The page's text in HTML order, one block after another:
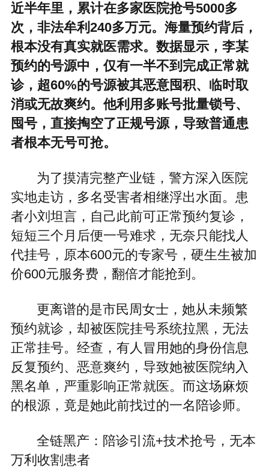
近半年里，累计在多家医院抢号5000多
次，非法牟利240多万元。海量预约背后，
根本没有真实就医需求。数据显示，李某
预约的号源中，仅有一半不到完成正常就
诊，超60%的号源被其恶意囤积、临时取
消或无故爽约。他利用多账号批量锁号、
囤号，直接掏空了正规号源，导致普通患
者根本无号可抢。
为了摸清完整产业链，警方深入医院
实地走访，多名受害者相继浮出水面。患
者小刘坦言，自己此前可正常预约复诊，
短短三个月后便一号难求，无奈只能找人
代挂号，原本600元的专家号，硬生生被加
价600元服务费，翻倍才能抢到。
更离谱的是市民周女士，她从未频繁
预约就诊，却被医院挂号系统拉黑，无法
正常挂号。经查，有人冒用她的身份信息
反复预约、恶意爽约，导致她被医院纳入
黑名单，严重影响正常就医。而这场麻烦
的根源，竟是她此前找过的一名陪诊师。
全链黑产：陪诊引流+技术抢号，无本
万利收割患者